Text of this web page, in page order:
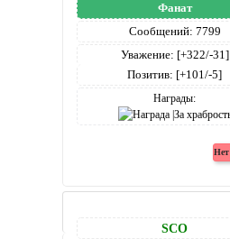
Фанат
Сообщений: 7799
Уважение: [+322/-31]
Позитив: [+101/-5]
Награды:
SCO